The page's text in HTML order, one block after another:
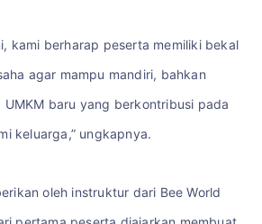
kami berharap peserta memiliki bekal
agar mampu mandiri, bahkan
UMKM baru yang berkontribusi pada
keluarga,” ungkapnya.
oleh instruktur dari Bee World